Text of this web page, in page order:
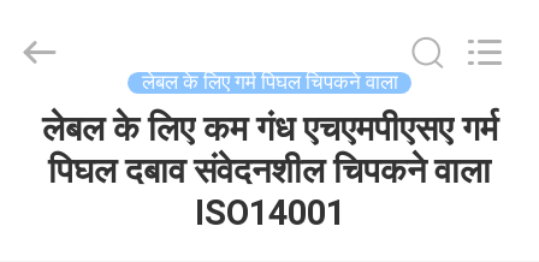
Adhesive
Products
Reserved.
लेबल के लिए गर्म पिघल चिपकने वाला
लेबल के लिए कम गंध एचएमपीएसए गर्म
पिघल दबाव संवेदनशील चिपकने वाला
ISO14001